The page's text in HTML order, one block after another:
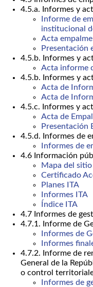
4.5.a. Informes y
Informe de
institucional
Acta empalme
Presentación
4.5.b. Informes y
Acta informe
4.5.b. Informes y
Acta de
Acta de
4.5.c. Informes y
Acta de
Presentación
4.5.d. Informes de
Informes de
4.6 Información
Mapa del
Certificado
Planes ITA
Informes ITA
Índice ITA
4.7 Informes de
4.7.1. Informe de
Informes de
Informes
4.7.2. Informe de
General de la
o control
Informes de